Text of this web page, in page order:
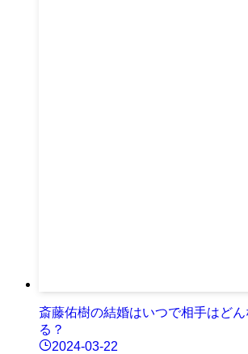
斎藤佑樹の結婚はいつで相手はど
る？
2024-03-22